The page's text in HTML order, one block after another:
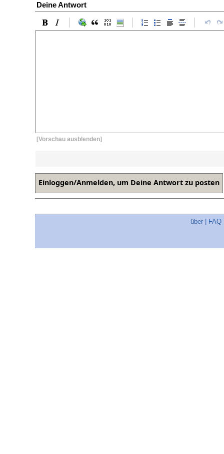
Deine Antwort
[Vorschau ausblenden]
über FAQ